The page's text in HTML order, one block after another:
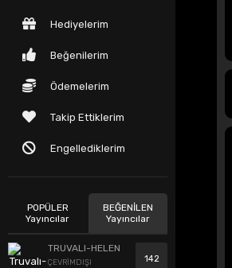
Hediyelerim
Beğenilerim
Ödemelerim
Takip Ettiklerim
Engellediklerim
POPÜLER
Yayıncılar
BEĞENİLEN
Yayıncılar
TRUVALI-HELEN
ÇEVRİMDIŞI 142